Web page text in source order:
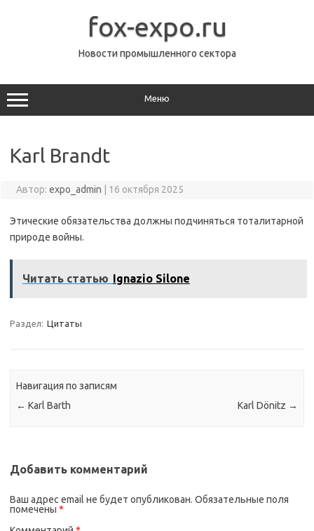
fox-expo.ru
Новости промышленного сектора
Меню
Karl Brandt
Автор: expo_admin 16 октября 2025
Этические обязательства должны подчиняться тоталитарной
природе войны.
Читать статью Ignazio Silone
Раздел: Цитаты
Навигация по записям
← Karl Barth Karl Dönitz →
Добавить комментарий
Ваш адрес email не будет опубликован. Обязательные поля
помечены *